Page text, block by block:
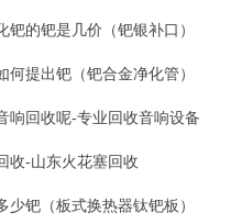
钯的钯是几价（钯银补口）
何提出钯（钯合金净化管）
响回收呢-专业回收音响设备
收-山东火花塞回收
少钯（板式换热器钛钯板）